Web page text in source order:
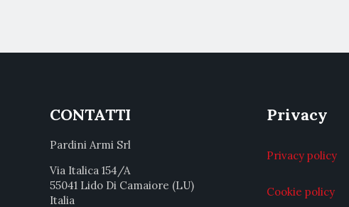
CONTATTI
Pardini Armi Srl
Via Italica 154/A
55041 Lido Di Camaiore (LU)
Italia
Privacy
Privacy policy
Cookie policy